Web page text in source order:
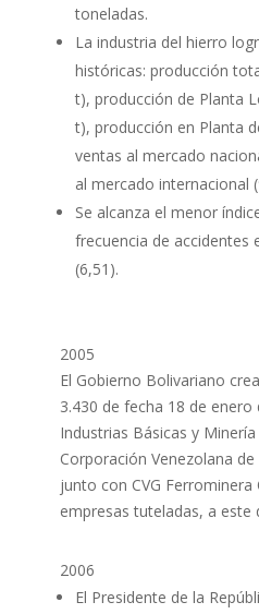
toneladas.
La industria del hierro
históricas: producción
t), producción de Planta
t), producción en Planta
ventas al mercado
al mercado internacional
Se alcanza el menor
frecuencia de accidentes
(6,51).
2005
El Gobierno Bolivariano
3.430 de fecha 18 de
Industrias Básicas y
Corporación Venezolana
junto con CVG
empresas tuteladas, a este
2006
El Presidente de la